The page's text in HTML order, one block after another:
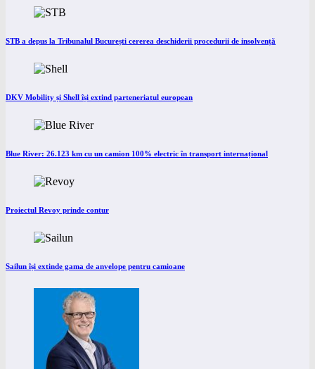
STB a depus la Tribunalul București cererea deschiderii procedurii de insolvență
DKV Mobility și Shell își extind parteneriatul european
Blue River: 26.123 km cu un camion 100% electric în transport internațional
Proiectul Revoy prinde contur
Sailun își extinde gama de anvelope pentru camioane